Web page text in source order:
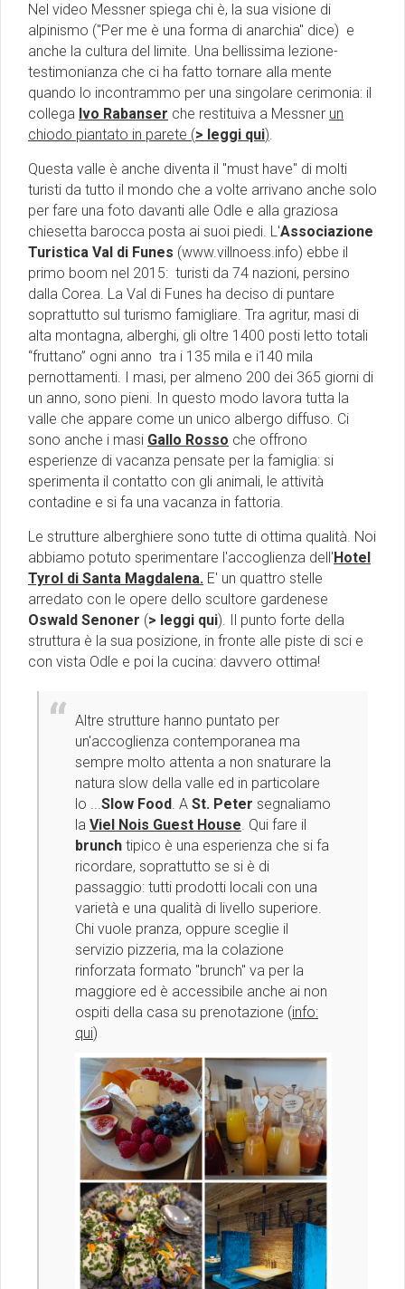
Nel video Messner spiega chi è, la sua visione di
alpinismo (''Per me è una forma di anarchia'' dice) e
anche la cultura del limite. Una bellissima lezione-
testimonianza che ci ha fatto tornare alla mente
quando lo incontrammo per una singolare cerimonia: il
collega Ivo Rabanser che restituiva a Messner un
chiodo piantato in parete (> leggi qui).
Questa valle è anche diventa il ''must have'' di molti
turisti da tutto il mondo che a volte arrivano anche solo
per fare una foto davanti alle Odle e alla graziosa
chiesetta barocca posta ai suoi piedi. L'Associazione
Turistica Val di Funes (www.villnoess.info) ebbe il
primo boom nel 2015: turisti da 74 nazioni, persino
dalla Corea. La Val di Funes ha deciso di puntare
soprattutto sul turismo famigliare. Tra agritur, masi di
alta montagna, alberghi, gli oltre 1400 posti letto totali
“fruttano” ogni anno tra i 135 mila e i140 mila
pernottamenti. I masi, per almeno 200 dei 365 giorni di
un anno, sono pieni. In questo modo lavora tutta la
valle che appare come un unico albergo diffuso. Ci
sono anche i masi Gallo Rosso che offrono
esperienze di vacanza pensate per la famiglia: si
sperimenta il contatto con gli animali, le attività
contadine e si fa una vacanza in fattoria.
Le strutture alberghiere sono tutte di ottima qualità. Noi
abbiamo potuto sperimentare l'accoglienza dell' Hotel
Tyrol di Santa Magdalena. E' un quattro stelle
arredato con le opere dello scultore gardenese
Oswald Senoner (> leggi qui). Il punto forte della
struttura è la sua posizione, in fronte alle piste di sci e
con vista Odle e poi la cucina: davvero ottima!
Altre strutture hanno puntato per
un'accoglienza contemporanea ma
sempre molto attenta a non snaturare la
natura slow della valle ed in particolare
lo ...Slow Food. A St. Peter segnaliamo
la Viel Nois Guest House. Qui fare il
brunch tipico è una esperienza che si fa
ricordare, soprattutto se si è di
passaggio: tutti prodotti locali con una
varietà e una qualità di livello superiore.
Chi vuole pranza, oppure sceglie il
servizio pizzeria, ma la colazione
rinforzata formato ''brunch'' va per la
maggiore ed è accessibile anche ai non
ospiti della casa su prenotazione (info:
qui)